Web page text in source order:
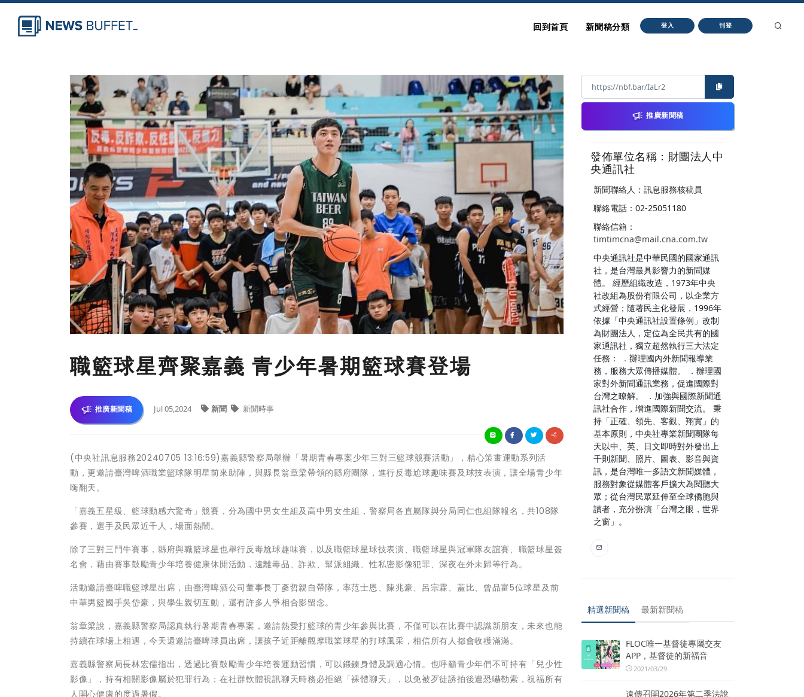
回到首頁 新聞稿分類 登入 刊登
職籃球星齊聚嘉義 青少年暑期籃球賽登場
推廣新聞稿 Jul 05,2024 新聞 新聞時事
(中央社訊息服務20240705 13:16:59)嘉義縣警察局舉辦「暑期青春專案少年三對三籃球競賽活動」，精心策畫運動系列活
動，更邀請臺灣啤酒職業籃球隊明星前來助陣，與縣長翁章梁帶領的縣府團隊，進行反毒尬球趣味賽及球技表演，讓全場青少年
嗨翻天。
「嘉義五星級、籃球動感六驚奇」競賽，分為國中男女生組及高中男女生組，警察局各直屬隊與分局同仁也組隊報名，共108隊
參賽，選手及民眾近千人，場面熱鬧。
除了三對三鬥牛賽事，縣府與職籃球星也舉行反毒尬球趣味賽，以及職籃球星球技表演、職籃球星與冠軍隊友誼賽、職籃球星簽
名會，藉由賽事鼓勵青少年培養健康休閒活動，遠離毒品、詐欺、幫派組織、性私密影像犯罪、深夜在外未歸等行為。
活動邀請臺啤職籃球星出席，由臺灣啤酒公司董事長丁彥哲親自帶隊，率范士恩、陳兆豪、呂宗霖、蓋比、曾品富5位球星及前
中華男籃國手吳岱豪，與學生親切互動，還有許多人爭相合影留念。
翁章梁說，嘉義縣警察局認真執行暑期青春專案，邀請熱愛打籃球的青少年參與比賽，不僅可以在比賽中認識新朋友，未來也能
持續在球場上相遇，今天還邀請臺啤球員出席，讓孩子近距離觀摩職業球星的打球風采，相信所有人都會收穫滿滿。
嘉義縣警察局長林宏儒指出，透過比賽鼓勵青少年培養運動習慣，可以鍛鍊身體及調適心情。也呼籲青少年們不可持有「兒少性
影像」，持有相關影像屬於犯罪行為；在社群軟體視訊聊天時務必拒絕「裸體聊天」，以免被歹徒誘拍後遭恐嚇勒索，祝福所有
人開心健康的度過暑假。
推廣新聞稿
發佈單位名稱：財團法人中
央通訊社
新聞聯絡人：訊息服務核稿員
聯絡電話：02-25051180
聯絡信箱：
timtimcna@mail.cna.com.tw
中央通訊社是中華民國的國家通訊
社，是台灣最具影響力的新聞媒
體。 經歷組織改造，1973年中央
社改組為股份有限公司，以企業方
式經營；隨著民主化發展，1996年
依據「中央通訊社設置條例」改制
為財團法人，定位為全民共有的國
家通訊社，獨立超然執行三大法定
任務： ．辦理國內外新聞報導業
務，服務大眾傳播媒體。 ．辦理國
家對外新聞通訊業務，促進國際對
台灣之瞭解。 ．加強與國際新聞通
訊社合作，增進國際新聞交流。 秉
持「正確、領先、客觀、翔實」的
基本原則，中央社專業新聞團隊每
天以中、英、日文即時對外發出上
千則新聞、照片、圖表、影音與資
訊，是台灣唯一多語文新聞媒體，
服務對象從媒體客戶擴大為閱聽大
眾；從台灣民眾延伸至全球僑胞與
讀者，充分扮演「台灣之眼，世界
之窗」。
精選新聞稿 最新新聞稿
FLOC唯一基督徒專屬交友
APP，基督徒的新福音
2021/03/29
遠傳召開2026年第二季法說